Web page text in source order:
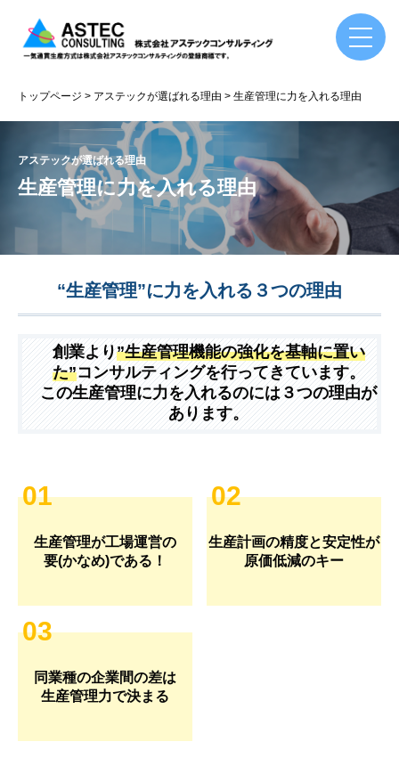
トップページ アステックが選ばれる理由 生産管理に力を入れる理由
アステックが選ばれる理由
生産管理に力を入れる理由
“生産管理”に力を入れる３つの理由
創業より”生産管理機能の強化を基軸に置い
た”コンサルティングを行ってきています。
この生産管理に力を入れるのには３つの理由が
あります。
01
生産管理が工場運営の
要(かなめ)である！
02
生産計画の精度と安定性が
原価低減のキー
03
同業種の企業間の差は
生産管理力で決まる